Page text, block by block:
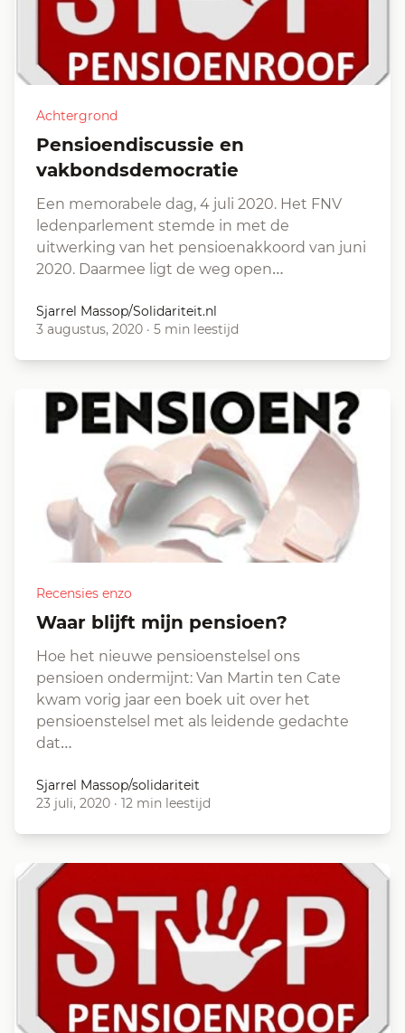
Achtergrond
Pensioendiscussie en
vakbondsdemocratie
Een memorabele dag, 4 juli 2020. Het FNV
ledenparlement stemde in met de
uitwerking van het pensioenakkoord van juni
2020. Daarmee ligt de weg open…
Sjarrel Massop/Solidariteit.nl
3 augustus, 2020 · 5 min leestijd
Recensies enzo
Waar blijft mijn pensioen?
Hoe het nieuwe pensioenstelsel ons
pensioen ondermijnt: Van Martin ten Cate
kwam vorig jaar een boek uit over het
pensioenstelsel met als leidende gedachte
dat…
Sjarrel Massop/solidariteit
23 juli, 2020 · 12 min leestijd